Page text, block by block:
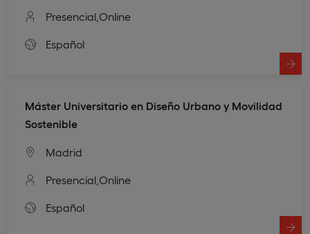
Presencial, Online
Español
Máster Universitario en Diseño Urbano y Movilidad
Sostenible
Madrid
Presencial, Online
Español